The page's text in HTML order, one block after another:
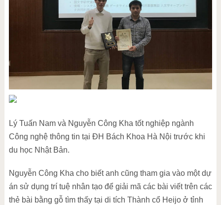
Lý Tuấn Nam và Nguyễn Công Kha tốt nghiệp ngành
Công nghệ thông tin tại ĐH Bách Khoa Hà Nội trước khi
du học Nhật Bản.
Nguyễn Công Kha cho biết anh cũng tham gia vào một dự
án sử dụng trí tuệ nhân tạo để giải mã các bài viết trên các
thẻ bài bằng gỗ tìm thấy tại di tích Thành cổ Heijo ở tỉnh